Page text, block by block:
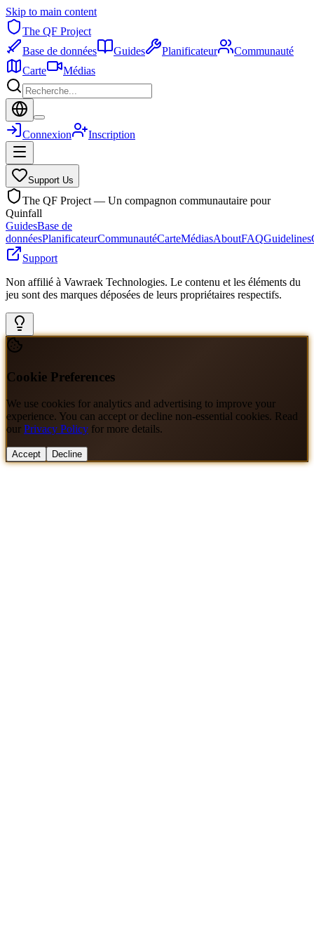
Skip to main content
The QF Project
Base de données
Guides Planificateur
Communauté
Carte
Médias
Connexion Inscription
Support Us
The QF Project — Un compagnon communautaire pour
Quinfall
GuidesBase de
donnéesPlanificateurCommunautéCarteMédiasAboutFAQGuidelines
Support
Non affilié à Vawraek Technologies. Le contenu et les éléments du
jeu sont des marques déposées de leurs propriétaires respectifs.
Cookie Preferences
We use cookies for analytics and advertising to improve your
experience. You can accept or decline non-essential cookies. Read
our Privacy Policy for more details.
Accept Decline